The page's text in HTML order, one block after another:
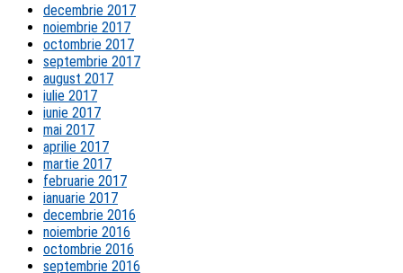
decembrie 2017
noiembrie 2017
octombrie 2017
septembrie 2017
august 2017
iulie 2017
iunie 2017
mai 2017
aprilie 2017
martie 2017
februarie 2017
ianuarie 2017
decembrie 2016
noiembrie 2016
octombrie 2016
septembrie 2016